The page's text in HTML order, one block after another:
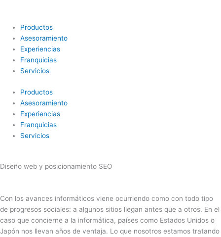
contenidoProductos
Asesoramiento
Experiencias
Franquicias
Servicios
Productos
Asesoramiento
Experiencias
Franquicias
Servicios
Diseño web y posicionamiento SEO
Con los avances informáticos viene ocurriendo como con todo tipo
de progresos sociales: a algunos sitios llegan antes que a otros. En el
caso que concierne a la informática, países como Estados Unidos o
Japón nos llevan años de ventaja. Lo que nosotros estamos tratando